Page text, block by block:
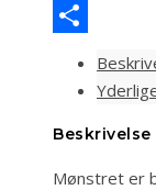
Pinterest
Beskrivelse
Mønstret er